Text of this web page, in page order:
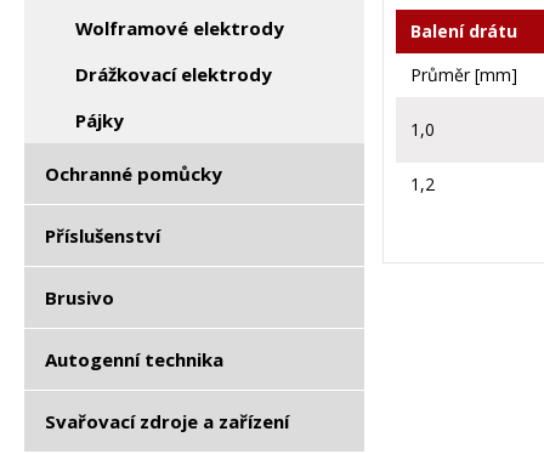
Wolframové elektrody
Drážkovací elektrody
Pájky
Ochranné pomůcky
Příslušenství
Brusivo
Autogenní technika
Svařovací zdroje a zařízení
Balení drátu
Průměr [mm]
1,0
1,2